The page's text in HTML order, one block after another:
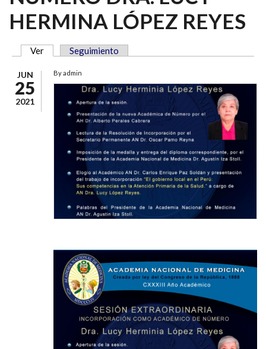
HERMINA LÓPEZ REYES
SOLAPAS PRINCIPALES
Ver (solapa activa)
Seguimiento
JUN
25
2021
By admin